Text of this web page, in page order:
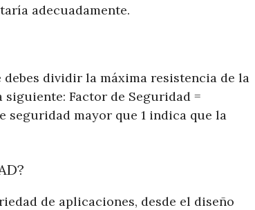
adecuadamente.
dividir la máxima resistencia de la
Factor de Seguridad =
mayor que 1 indica que la
de aplicaciones, desde el diseño